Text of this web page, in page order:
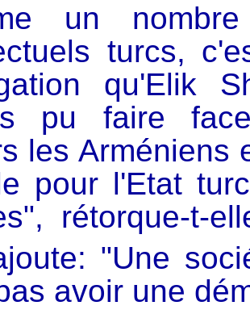
un
turcs,
qu'Elik
pu faire
les Arméniens
pour l'Etat
rétorque-t-
"Une
avoir une